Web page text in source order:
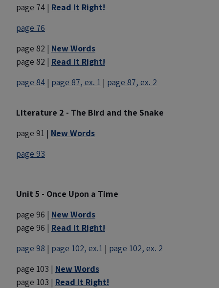
page 74 | Read It Right!
page 76
page 82 | New Words
page 82 | Read It Right!
page 84 | page 87, ex. 1 | page 87, ex. 2
Literature 2 - The Bird and the Snake
page 91 | New Words
page 93
Unit 5 - Once Upon a Time
page 96 | New Words
page 96 | Read It Right!
page 98 | page 102, ex.1 | page 102, ex. 2
page 103 | New Words
page 103 | Read It Right!